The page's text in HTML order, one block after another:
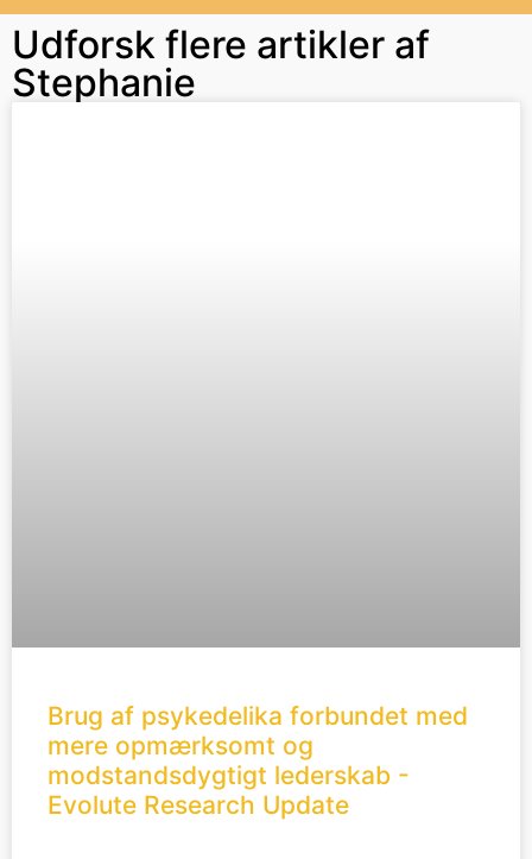
Udforsk flere artikler af
Stephanie
Brug af psykedelika forbundet med
mere opmærksomt og
modstandsdygtigt lederskab -
Evolute Research Update